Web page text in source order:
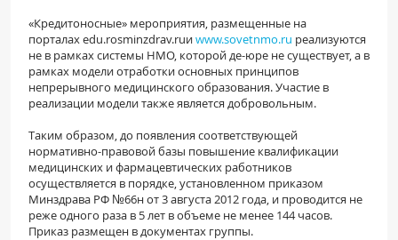
«Кредитоносные» мероприятия, размещенные на
порталах edu.rosminzdrav.ruиwww.sovetnmo.ru реализуются
не в рамках системы НМО, которой де-юре не существует, а в
рамках модели отработки основных принципов
непрерывного медицинского образования. Участие в
реализации модели также является добровольным.
Таким образом, до появления соответствующей
нормативно-правовой базы повышение квалификации
медицинских и фармацевтических работников
осуществляется в порядке, установленном приказом
Минздрава РФ №66н от 3 августа 2012 года, и проводится не
реже одного раза в 5 лет в объеме не менее 144 часов.
Приказ размещен в документах группы.